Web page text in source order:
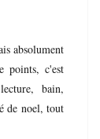
absolument
points, c'est
bain,
de noel, tout